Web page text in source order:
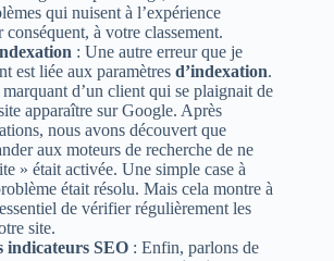
qui nuisent à l’expérience
à votre classement.
: Une autre erreur que je
est liée aux paramètres d’indexation.
d’un client qui se plaignait de
apparaître sur Google. Après
nous avons découvert que
aux moteurs de recherche de ne
» était activée. Une simple case à
était résolu. Mais cela montre à
de vérifier régulièrement les
site.
indicateurs SEO : Enfin, parlons de